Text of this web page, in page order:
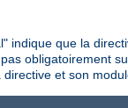
indique que la
obligatoirement
et son